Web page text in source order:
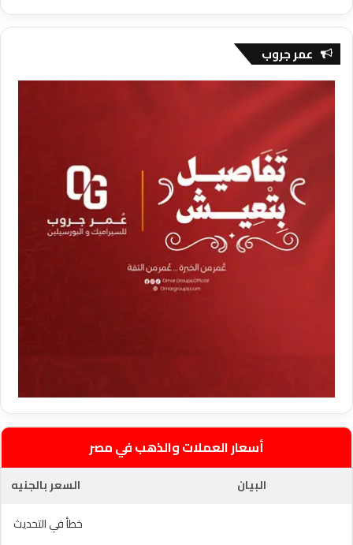
عمر جروب
أسعار العملات والذهب في مصر
البيان
السعر بالجنيه
خطأ في التحديث